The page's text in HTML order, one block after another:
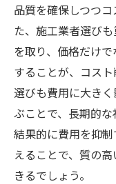
工事完了
よくある
信頼でき
外壁塗装の
法
耐久性に
塗装前の
定期的な
品質を確保しつつ
た、施工業者選び
を取り、価格だけ
することが、コス
選びも費用に大き
ぶことで、長期的な
結果的に費用を抑
えることで、質の
きるでしょう。